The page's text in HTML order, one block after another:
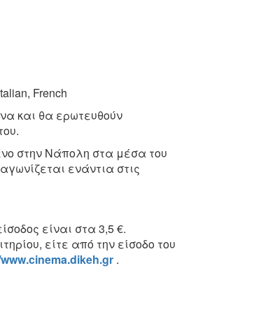
French
και θα ερωτευθούν
στην Νάπολη στα μέσα του
ενάντια στις
είναι στα 3,5 €.
είτε από την είσοδο του
.